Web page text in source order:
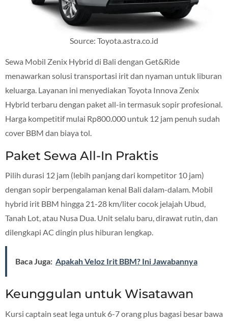
Source: Toyota.astra.co.id
Sewa Mobil Zenix Hybrid di Bali dengan Get&Ride
menawarkan solusi transportasi irit dan nyaman untuk liburan
keluarga. Layanan ini menyediakan Toyota Innova Zenix
Hybrid terbaru dengan paket all-in termasuk sopir profesional.
Harga kompetitif mulai Rp800.000 untuk 12 jam penuh sudah
cover BBM dan biaya tol.
Paket Sewa All-In Praktis
Pilih durasi 12 jam (lebih panjang dari kompetitor 10 jam)
dengan sopir berpengalaman kenal Bali dalam-dalam. Mobil
hybrid irit BBM hingga 21-28 km/liter cocok jelajah Ubud,
Tanah Lot, atau Nusa Dua. Unit selalu baru, dirawat rutin, dan
dilengkapi AC dingin plus hiburan lengkap.
Baca Juga: Apakah Veloz Irit BBM? Ini Jawabannya
Keunggulan untuk Wisatawan
Kursi captain seat lega untuk 6-7 orang plus bagasi besar bawa